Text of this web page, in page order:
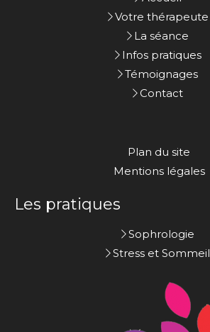
Votre thérapeute
La séance
Infos pratiques
Témoignages
Contact
Plan du site
Mentions légales
Les pratiques
Sophrologie
Stress et Sommeil